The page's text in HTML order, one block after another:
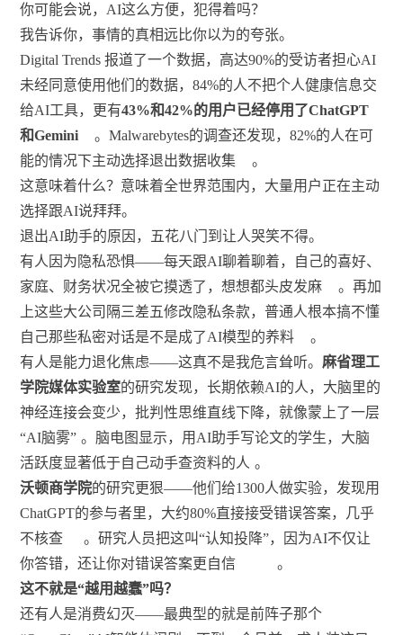
你可能会说，AI这么方便，犯得着吗？
我告诉你，事情的真相远比你以为的夸张。
Digital Trends 报道了一个数据，高达90%的受访者担心AI
未经同意使用他们的数据，84%的人不把个人健康信息交
给AI工具，更有43%和42%的用户已经停用了ChatGPT
和Gemini
。Malwarebytes的调查还发现，82%的人在可
能的情况下主动选择退出数据收集
。
这意味着什么？意味着全世界范围内，大量用户正在主动
选择跟AI说拜拜。
退出AI助手的原因，五花八门到让人哭笑不得。
有人因为隐私恐惧——每天跟AI聊着聊着，自己的喜好、
家庭、财务状况全被它摸透了，想想都头皮发麻
。再加
上这些大公司隔三差五修改隐私条款，普通人根本搞不懂
自己那些私密对话是不是成了AI模型的养料
。
有人是能力退化焦虑——这真不是我危言耸听。 麻省理工
学院媒体实验室的研究发现，长期依赖AI的人，大脑里的
神经连接会变少，批判性思维直线下降，就像蒙上了一层
“AI脑雾” 。脑电图显示，用AI助手写论文的学生，大脑
活跃度显著低于自己动手查资料的人 。
沃顿商学院的研究更狠——他们给1300人做实验，发现用
ChatGPT的参与者里，大约80%直接接受错误答案，几乎
不核查
。研究人员把这叫“认知投降”，因为AI不仅让
你答错，还让你对错误答案更自信
。
这不就是“越用越蠢”吗？
还有人是消费幻灭——最典型的就是前阵子那个